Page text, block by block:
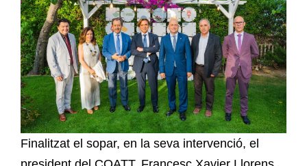
Finalitzat el sopar, en la seva intervenció, el